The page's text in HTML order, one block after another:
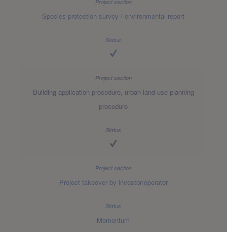
Species protection survey / environmental report
Building application procedure, urban land use planning
procedure
Project takeover by investor/operator
Momentum